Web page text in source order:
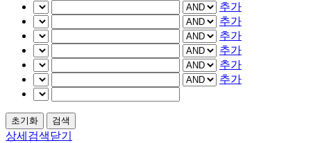
추가
추가
추가
추가
추가
추가
상세검색닫기